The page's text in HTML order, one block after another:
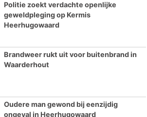
Politie zoekt verdachte openlijke
geweldpleging op Kermis
Heerhugowaard
Brandweer rukt uit voor buitenbrand in
Waarderhout
Oudere man gewond bij eenzijdig
ongeval in Heerhugowaard